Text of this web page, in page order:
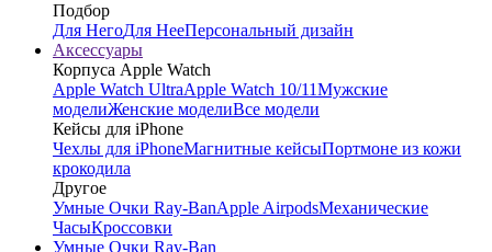
Подбор
Для НегоДля НееПерсональный дизайн
Аксессуары
Корпуса Apple Watch
Apple Watch UltraApple Watch 10/11Мужские
моделиЖенские моделиВсе модели
Кейсы для iPhone
Чехлы для iPhoneМагнитные кейсыПортмоне из кожи
крокодила
Другое
Умные Очки Ray-BanApple AirpodsМеханические
ЧасыКроссовки
Умные Очки Ray-Ban